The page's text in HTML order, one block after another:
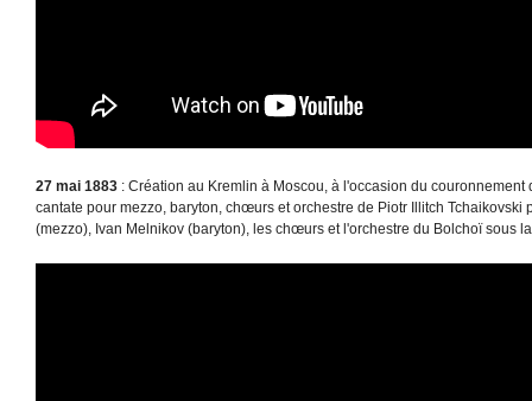
27 mai 1883 : Création au Kremlin à Moscou, à l'occasion du couronnement
cantate pour mezzo, baryton, chœurs et orchestre de Piotr Illitch Tchaikovski
(mezzo), Ivan Melnikov (baryton), les chœurs et l'orchestre du Bolchoï sous